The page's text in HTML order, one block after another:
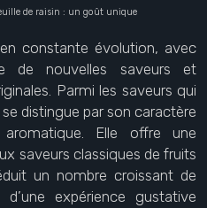
de raisin : un goût unique
constante évolution, avec
de nouvelles saveurs et
Parmi les saveurs qui
distingue par son caractère
Elle offre une
saveurs classiques de fruits
un nombre croissant de
expérience gustative